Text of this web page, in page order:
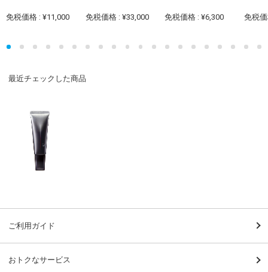
免税価格 : ¥11,000 免税価格 : ¥33,000 免税価格 : ¥6,300 免税
最近チェックした商品
ご利用ガイド
おトクなサービス